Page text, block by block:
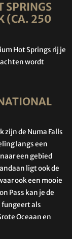
SPRINGS
(CA. 250
Hot Springs rij je
wordt
zijn de Numa Falls
langs een
een gebied
ligt ook de
ook een mooie
Pass kan je de
als
Oceaan en